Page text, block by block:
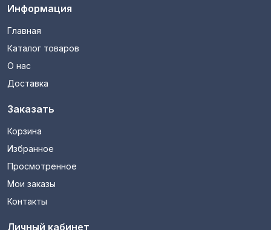
Информация
Главная
Каталог товаров
О нас
Доставка
Заказать
Корзина
Избранное
Просмотренное
Мои заказы
Контакты
Личный кабинет